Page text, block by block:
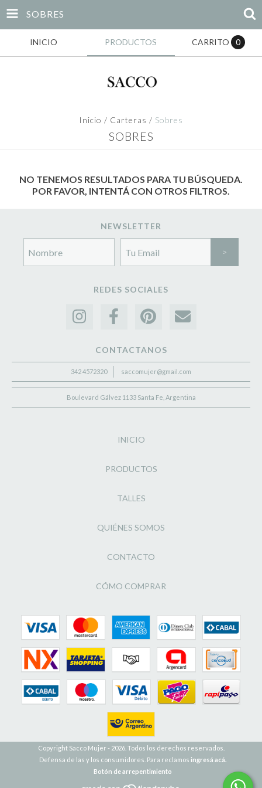
SOBRES
INICIO PRODUCTOS CARRITO 0
Inicio / Carteras / Sobres
SOBRES
NO TENEMOS RESULTADOS PARA TU BÚSQUEDA.
POR FAVOR, INTENTÁ CON OTROS FILTROS.
NEWSLETTER
REDES SOCIALES
CONTACTANOS
342 4572320 saccomujer@gmail.com
Boulevard Gálvez 1133 Santa Fe, Argentina
INICIO
PRODUCTOS
TALLES
QUIÉNES SOMOS
CONTACTO
CÓMO COMPRAR
Copyright Sacco Mujer - 2026. Todos los derechos reservados.
Defensa de las y los consumidores. Para reclamos ingresá acá.
Botón de arrepentimiento